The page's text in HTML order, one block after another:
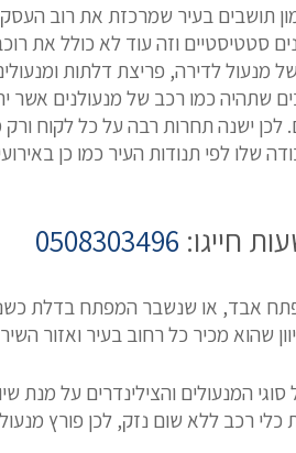
תושבים בעיר שמרכזת את רוב
סטטיסטיים וזה עוד לא כולל את
לדירה, פריצת דלתות
בה 24 שעות ביממה חייבים שתהיה כמו
ישנה תחרות רבה על כל לקוח ורק
לפי תנודות העיר כמו כן באירועים
0508303496
אבד, או שנשבר המפתח בדלת
שהוא מכיר כל רחוב בעיר ואזור
סוגי המנעולים והצילינדרים על
רכב ללא שום נזק, לכן פורץ